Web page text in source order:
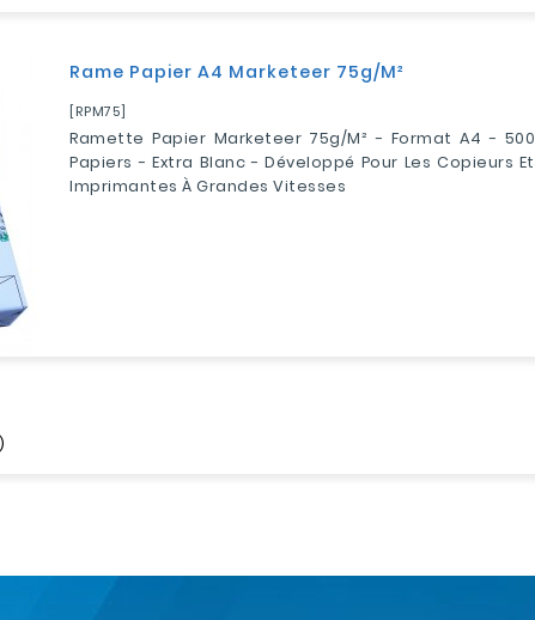
Rame Papier A4 Marketeer 75g/m²
[RPM75]
Ramette Papier Marketeer 75g/m² - Format A4 - 500
Papiers - Extra Blanc - Développé Pour Les Copieurs Et
Imprimantes À Grandes Vitesses